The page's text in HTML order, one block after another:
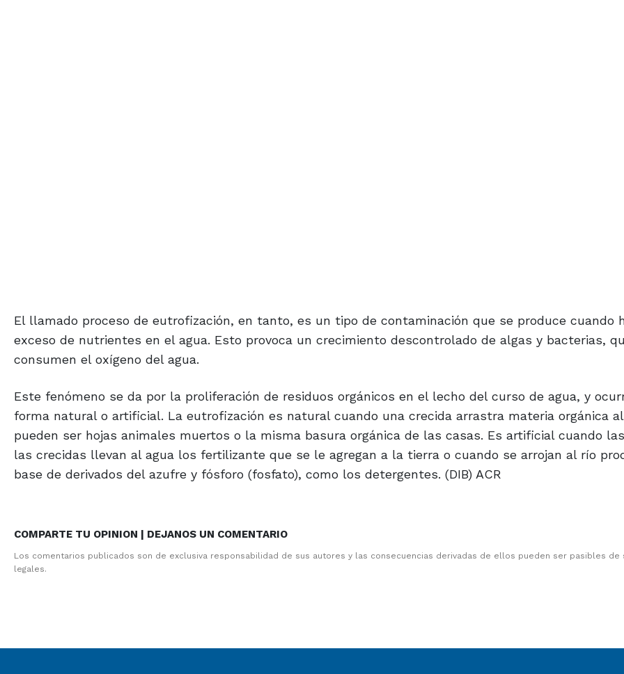
El llamado proceso de eutrofización, en tanto, es un tipo de contaminación que se produce cuando
exceso de nutrientes en el agua. Esto provoca un crecimiento descontrolado de algas y bacterias,
consumen el oxígeno del agua.
Este fenómeno se da por la proliferación de residuos orgánicos en el lecho del curso de agua, y
forma natural o artificial. La eutrofización es natural cuando una crecida arrastra materia orgánica
pueden ser hojas animales muertos o la misma basura orgánica de las casas. Es artificial cuando
las crecidas llevan al agua los fertilizante que se le agregan a la tierra o cuando se arrojan al río
base de derivados del azufre y fósforo (fosfato), como los detergentes. (DIB) ACR
COMPARTE TU OPINION | DEJANOS UN COMENTARIO
Los comentarios publicados son de exclusiva responsabilidad de sus autores y las consecuencias derivadas de ellos pueden ser pasibles de
legales.